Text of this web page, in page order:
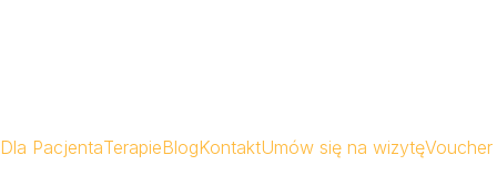
Dla PacjentaTerapieBlogKontaktUmów się na wizytęVoucher